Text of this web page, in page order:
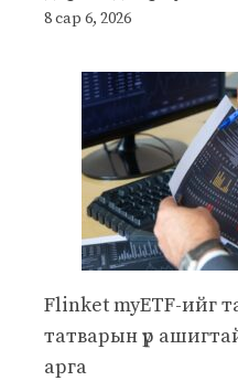
8 сар 6, 2026
Flinket myETF-ийг
татварын үр
арга